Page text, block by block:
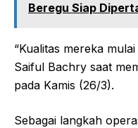
Beregu Siap
“Kualitas mereka
Saiful Bachry saat
pada Kamis (26/3).
Sebagai langkah